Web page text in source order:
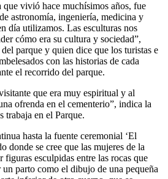
que vivió hace muchísimos años, fue
astronomía, ingeniería, medicina y
día utilizamos. Las esculturas nos
cómo era su cultura y sociedad”,
parque y quien dice que los turistas e
con las historias de cada
el recorrido del parque.
que era muy espiritual y al
ofrenda en el cementerio”, indica la
trabaja en el Parque.
hasta la fuente ceremonial ‘El
donde se cree que las mujeres de la
esculpidas entre las rocas que
un parto como el dibujo de una pequeña